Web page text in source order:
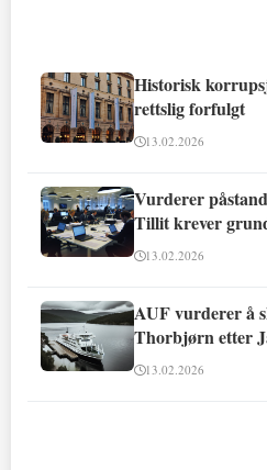
Historisk
rettslig forfulgt
13.02.2026
Vurderer
Tillit krever
13.02.2026
AUF vurderer å
Thorbjørn etter
13.02.2026